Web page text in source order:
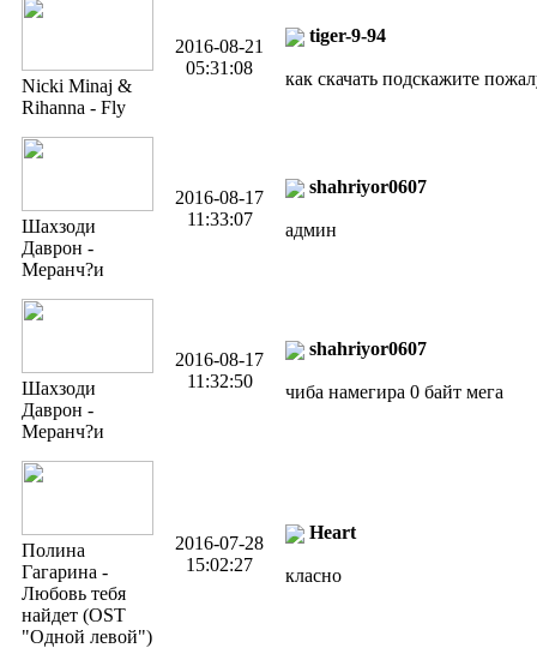
Nicki Minaj &
Rihanna - Fly
2016-08-21
05:31:08
tiger-9-94
как скачать подскажите
Шахзоди
Даврон -
Меранч?и
2016-08-17
11:33:07
shahriyor0607
админ
Шахзоди
Даврон -
Меранч?и
2016-08-17
11:32:50
shahriyor0607
чиба намегира 0 байт мега
Полина
Гагарина -
Любовь тебя
найдет (OST
"Одной левой")
2016-07-28
15:02:27
Heart
класно